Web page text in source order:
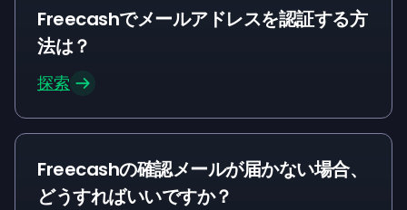
Freecashでメールアドレスを認証する方
法は？
探索
Freecashの確認メールが届かない場合、
どうすればいいですか？